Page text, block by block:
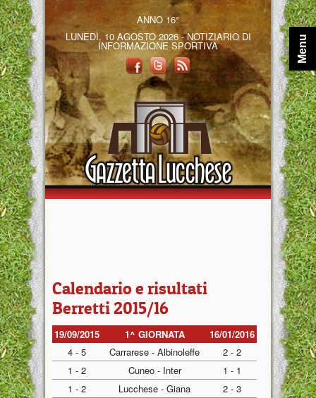
ANNO 16°
LUNEDÌ, 10 AGOSTO 2026 - NOTIZIARIO DI
INFORMAZIONE SPORTIVA
Calendario e risultati
Berretti 2015/16
19/09/2015 1^ GIORNATA
16/01/2016
4 - 5
Carrarese - Albinoleffe
2 - 2
1 - 2
Cuneo - Inter
1 - 1
1 - 2
Lucchese - Giana
2 - 3
Menu